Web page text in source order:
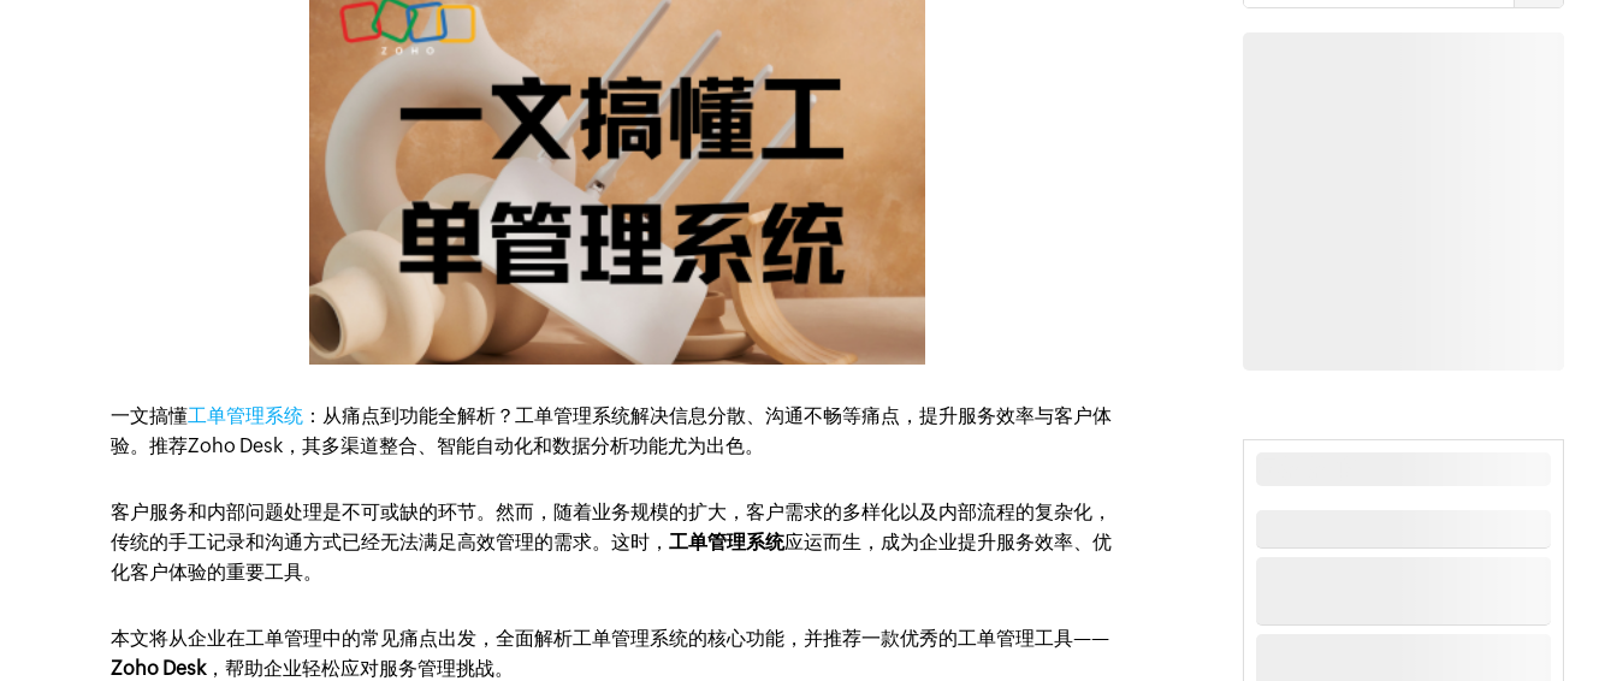
一文搞懂工单管理系统 ：从痛点到功能全解析？工单管理系统解决信息分散、沟通不畅等痛点，提升服务效率与客户体
验。推荐Zoho Desk，其多渠道整合、智能自动化和数据分析功能尤为出色。
客户服务和内部问题处理是不可或缺的环节。然而，随着业务规模的扩大，客户需求的多样化以及内部流程的复杂化，
传统的手工记录和沟通方式已经无法满足高效管理的需求。这时， 工单管理系统应运而生，成为企业提升服务效率、优
化客户体验的重要工具。
本文将从企业在工单管理中的常见痛点出发，全面解析工单管理系统的核心功能，并推荐一款优秀的工单管理工具——
Zoho Desk，帮助企业轻松应对服务管理挑战。